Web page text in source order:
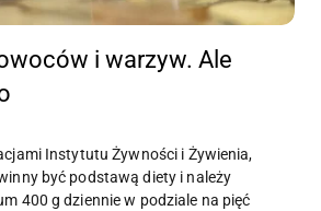
i warzyw. Ale
Instytutu Żywności i Żywienia,
być podstawą diety i należy
400 g dziennie w podziale na pięć